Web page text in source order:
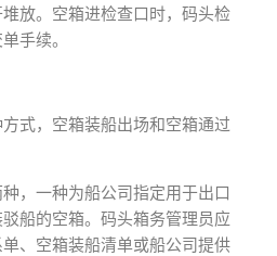
放。空箱进检查口时，码头检
手续。
式，空箱装船出场和空箱通过
，一种为船公司指定用于出口
船的空箱。码头箱务管理员应
、空箱装船清单或船公司提供